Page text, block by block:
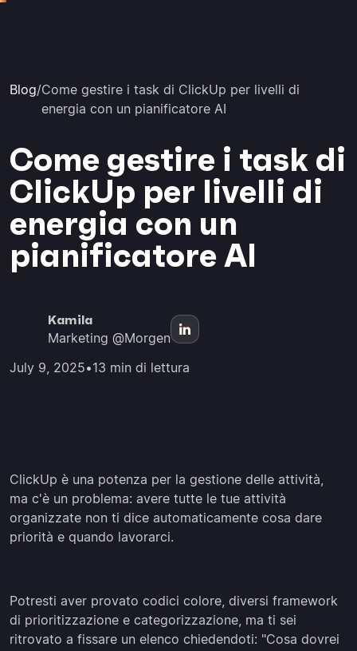
Blog/Come gestire i task di ClickUp per livelli di
energia con un pianificatore AI
Come gestire i task di
ClickUp per livelli di
energia con un
pianificatore AI
Kamila
Marketing @Morgen
July 9, 2025•13 min di lettura
ClickUp è una potenza per la gestione delle attività,
ma c'è un problema: avere tutte le tue attività
organizzate non ti dice automaticamente cosa dare
priorità e quando lavorarci.
Potresti aver provato codici colore, diversi framework
di prioritizzazione e categorizzazione, ma ti sei
ritrovato a fissare un elenco chiedendoti: "Cosa dovrei